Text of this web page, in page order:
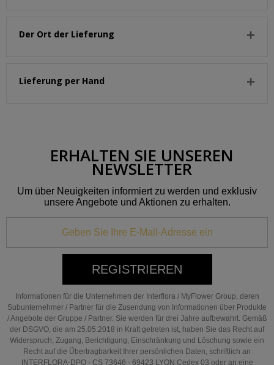
Der Ort der Lieferung
Lieferung per Hand
ERHALTEN SIE UNSEREN
NEWSLETTER
Um über Neuigkeiten informiert zu werden und exklusiv
unsere Angebote und Aktionen zu erhalten.
REGISTRIEREN
Informationen für die Unternehmen der Interflora / MyFlower Group, deren
Subunternehmer / Partner für die Zusendung von Informationen über Produkte
/ Angebote der Gruppe / Partner. Sie werden für drei Jahre aufbewahrt. Gemäß
der DSGVO, die am 25.05.2018 in Kraft getreten ist, haben Sie das Recht auf
Widerspruch, Zugang, Berichtigung, Einschränkung und Löschung sowie ein
Recht auf die Übertragbarkeit Ihrer persönlichen Daten, schriftlich an
INTERFLORA-DPO - CS 73646 - 69423 LYON Cedex 03 oder an eine